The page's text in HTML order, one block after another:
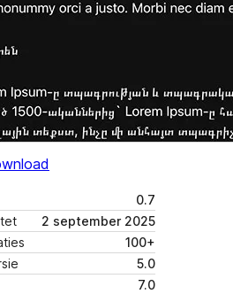
0.7
2 september 2025
100+
5.0
7.0